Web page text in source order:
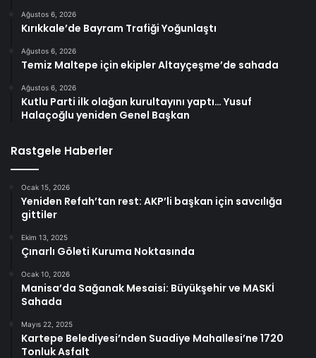
Ağustos 6, 2026
Kırıkkale’de Bayram Trafiği Yoğunlaştı
Ağustos 6, 2026
Temiz Maltepe için ekipler Altayçeşme’de sahada
Ağustos 6, 2026
Kutlu Parti ilk olağan kurultayını yaptı… Yusuf
Halaçoğlu yeniden Genel Başkan
Rastgele Haberler
Ocak 15, 2026
Yeniden Refah’tan rest: AKP’li başkan için savcılığa
gittiler
Ekim 13, 2025
Çınarlı Göleti Kuruma Noktasında
Ocak 10, 2026
Manisa’da Sağanak Mesaisi: Büyükşehir ve MASKİ
Sahada
Mayıs 22, 2025
Kartepe Belediyesi’nden Suadiye Mahallesi’ne 1720
Tonluk Asfalt